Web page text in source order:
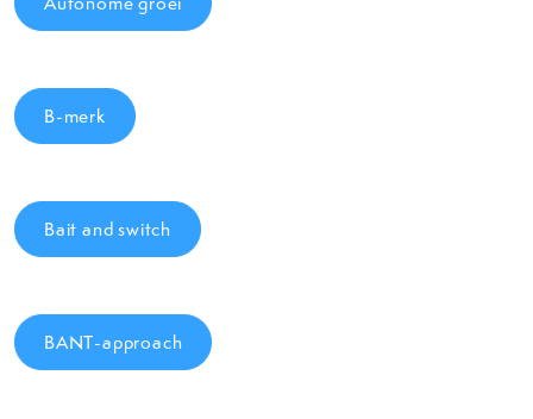
B-merk
Bait and switch
BANT-approach